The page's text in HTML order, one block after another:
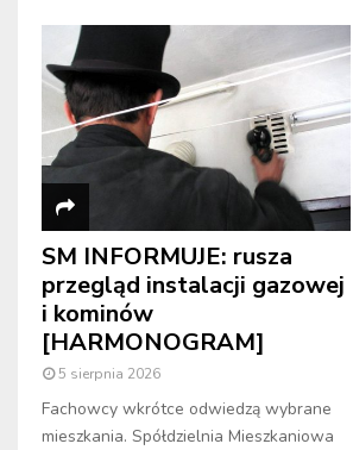
SM INFORMUJE: rusza
przegląd instalacji gazowej
i kominów
[HARMONOGRAM]
5 sierpnia 2026
Fachowcy wkrótce odwiedzą wybrane
mieszkania. Spółdzielnia Mieszkaniowa